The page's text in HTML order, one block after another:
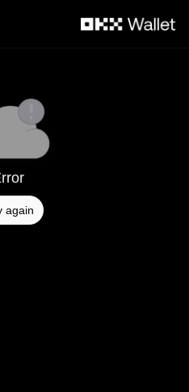
again!